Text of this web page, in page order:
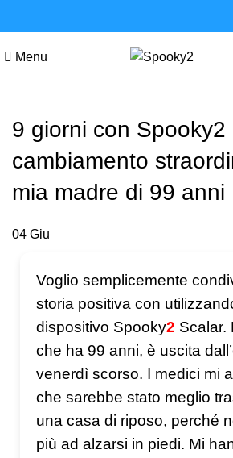
Menu
9 giorni con Spooky2
cambiamento
mia madre di 99 anni
04 Giu
Voglio semplicemente
storia positiva con
dispositivo Spooky2 Scalar.
che ha 99 anni, è uscita
venerdì scorso. I medici mi
che sarebbe stato meglio
una casa di riposo, perché
più ad alzarsi in piedi. Mi